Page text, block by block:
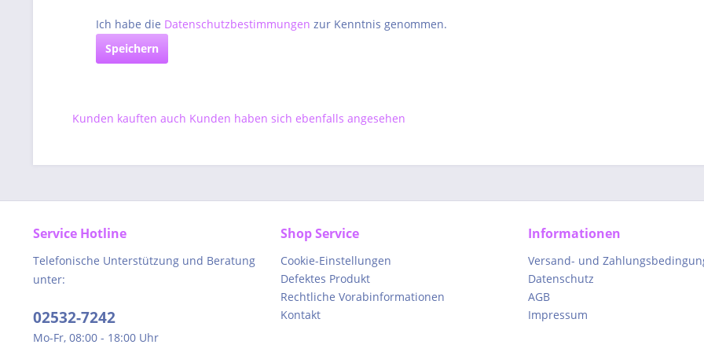
Ich habe die Datenschutzbestimmungen zur Kenntnis genommen.
Speichern
Kunden kauften auch Kunden haben sich ebenfalls angesehen
Service Hotline
Telefonische Unterstützung und Beratung
unter:
02532-7242
Mo-Fr, 08:00 - 18:00 Uhr
Shop Service
Cookie-Einstellungen
Defektes Produkt
Rechtliche Vorabinformationen
Kontakt
Informationen
Versand- und
Datenschutz
AGB
Impressum